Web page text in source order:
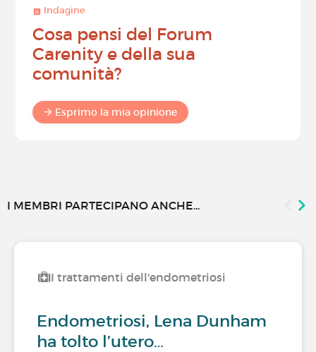
Indagine
Cosa pensi del Forum
Carenity e della sua
comunità?
Esprimo la mia opinione
I MEMBRI PARTECIPANO ANCHE...
I trattamenti dell'endometriosi
Endometriosi, Lena Dunham
ha tolto l’utero…